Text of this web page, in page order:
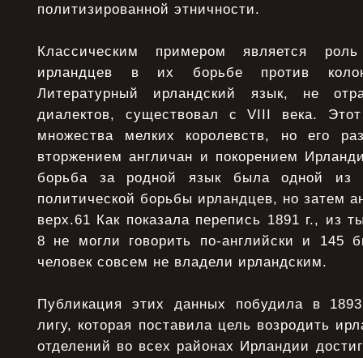
политизированной этничности.
Классическим примером является
ирландцев в их борьбе против
Литературный ирландский язык, не
диалектов, существовал с VIII века.
множества мелких королевств, но его
вторжением англичан и покорением
борьба за родной язык была одной из
политической борьбы ирландцев, но затем
верх.61 Как показала перепись 1891 г., из
8 не могли говорить по-английски и 145
человек совсем не владели ирландским.
Публикация этих данных побудила в
лигу, которая поставила цель возродить
отделений во всех районах Ирландии